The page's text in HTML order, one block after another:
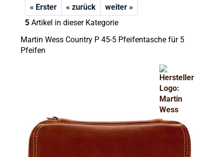
« Erster « zurück
weiter »
5Artikel in dieser Kategorie
Martin Wess Country P 45-5 Pfeifentasche für 5
Pfeifen